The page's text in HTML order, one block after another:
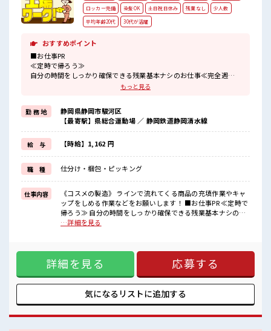
ロッカー完備
染髪OK 土日祝日休み 残業なし
少人数
平均年齢20代
30代が活躍
おすすめポイント
■お仕事PR
≪定時で帰ろう≫
自分の時間をしっかり確保できる残業基本ナシのお仕事≪完全週休
UP≫
キバツ過ぎはNGですが髪のカラーOK≪ラクラク制服アリ≫
制服があるので事前準備不要≪未経験OKの仕事≫
新しいことにチャレンジするのは不安だけど、
しっかり働く環境が整っています！
イチからスキルUP・ステップUP目指していきましょう
■職場の雰囲気
《男女スタッフさん活躍中》
キレイな職場です☆
大手企業で長期就業OK！
未経験の方も社員の方が丁寧に教えてくださるので安心です！
最寄り駅からは徒歩圏内！
もっと見る
勤 務 地
静岡県静岡市駿河区
【最寄駅】県総合運動場 ／ 静岡鉄道静岡清水線
給 与 【時給】1,162 円
職 種 仕分け・梱包・ピッキング
仕事内容
《コスメの製造》 ラインで流れてくる商品の充填作業やキャ
ップをしめる作業などをお願いします！ ■お仕事PR ≪定時で
帰ろう≫ 自分の時間をしっかり確保できる残業基本ナシのお
仕事≪完全週休二日制≫ 週末は家族や友人と一緒にプライベ
要≪未経験OKの仕事≫ 新しいことにチャレンジするのは不安
だけど、 しっかり働く環境が整っています！ イチからスキル
UP・ステップUP目指していきましょう ■職場の雰囲気 《男
女スタッフさん活躍中》 キレイな職場です☆ 大手企業で長期
就業OK！ 未経験の方も社員の方が丁寧に教えてくださるので
安心です！ 最寄り駅からは徒歩圏内！ コンビニも徒歩数分♪
…詳細を見る
詳細を見る 応募する
気になるリストに追加する